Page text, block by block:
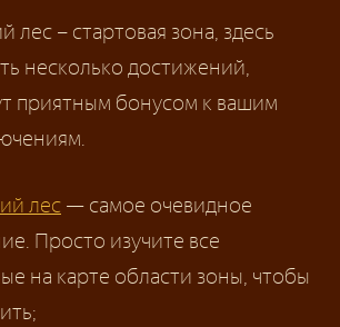
лес – стартовая зона, здесь
несколько достижений,
приятным бонусом к вашим
лес — самое очевидное
Просто изучите все
на карте области зоны, чтобы